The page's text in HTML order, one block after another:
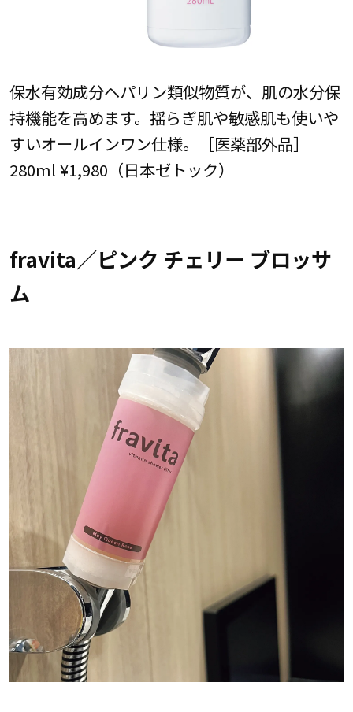
保水有効成分ヘパリン類似物質が、肌の水分保
持機能を高めます。揺らぎ肌や敏感肌も使いや
すいオールインワン仕様。［医薬部外品］
280ml ¥1,980（日本ゼトック）
fravita／ピンク チェリー ブロッサ
ム